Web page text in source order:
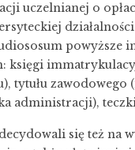
uczelnianej o
powyższe
księgi
tytułu
administracji),
się też na